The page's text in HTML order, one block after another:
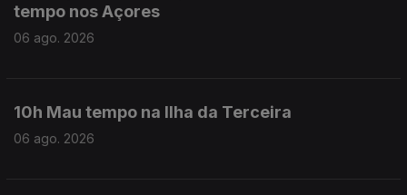
tempo nos Açores
06 ago. 2026
10h Mau tempo na Ilha da Terceira
06 ago. 2026